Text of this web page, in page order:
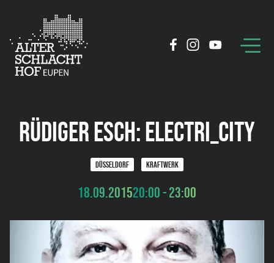
RÜDIGER ESCH: ELECTRI_CITY
DÜSSELDORF KRAFTWERK
18.09.201520:00 - 23:00